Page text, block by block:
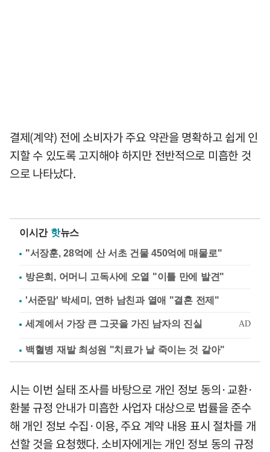
결제(계약) 전에 소비자가 주요 약관을 명확하고 쉽게 인
지할 수 있도록 고지해야 하지만 전반적으로 미흡한 것
으로 나타났다.
이시간 핫뉴스
"서장훈, 28억에 산 서초 건물 450억에 매물로"
방은희, 어머니 고독사에 오열 "이틀 만에 발견"
'서준맘' 박세미, 연하 남친과 열애 "결혼 전제"
백혈병 재발 최성원 "치료가 날 죽이는 것 같아"
시는 이번 실태 조사를 바탕으로 개인 정보 동의·교환·
환불 규정 안내가 미흡한 사업자 대상으로 법률을 준수
해 개인 정보 수집·이용, 주요 계약 내용 표시 절차를 개
선할 것을 요청했다. 소비자에게는 개인 정보 동의 규정